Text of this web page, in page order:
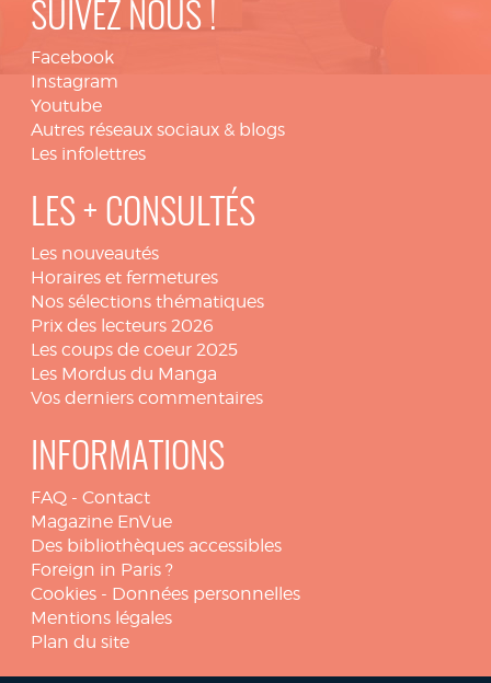
SUIVEZ NOUS !
Facebook
Instagram
Youtube
Autres réseaux sociaux & blogs
Les infolettres
LES + CONSULTÉS
Les nouveautés
Horaires et fermetures
Nos sélections thématiques
Prix des lecteurs 2026
Les coups de coeur 2025
Les Mordus du Manga
Vos derniers commentaires
INFORMATIONS
FAQ - Contact
Magazine EnVue
Des bibliothèques accessibles
Foreign in Paris ?
Cookies - Données personnelles
Mentions légales
Plan du site